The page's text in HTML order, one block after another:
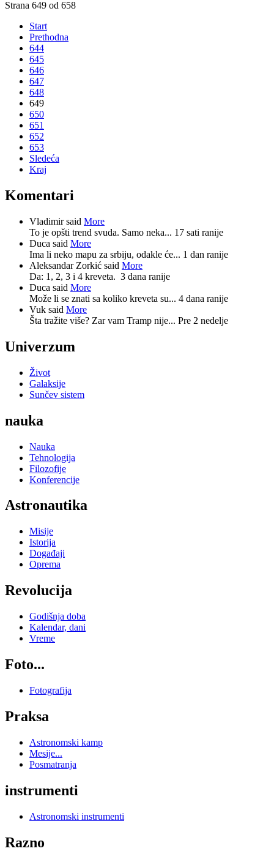
Strana 649 od 658
Start
Prethodna
644
645
646
647
648
649
650
651
652
653
Sledeća
Kraj
Komentari
Vladimir said More
To je opšti trend svuda. Samo neka... 17 sati ranije
Duca said More
Ima li neko mapu za srbiju, odakle će... 1 dan ranije
Aleksandar Zorkić said More
Da: 1, 2, 3 i 4 kreveta. 3 dana ranije
Duca said More
Može li se znati sa koliko kreveta su... 4 dana ranije
Vuk said More
Šta tražite više? Zar vam Tramp nije... Pre 2 nedelje
Univerzum
Život
Galaksije
Sunčev sistem
nauka
Nauka
Tehnologija
Filozofije
Konferencije
Astronautika
Misije
Istorija
Događaji
Oprema
Revolucija
Godišnja doba
Kalendar, dani
Vreme
Foto...
Fotografija
Praksa
Astronomski kamp
Mesije...
Posmatranja
instrumenti
Astronomski instrumenti
Razno